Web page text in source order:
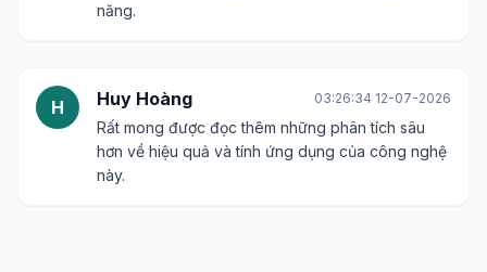
năng.
H Huy Hoàng 03:26:34 12-07-2026
Rất mong được đọc thêm những phân tích sâu
hơn về hiệu quả và tính ứng dụng của công nghệ
này.